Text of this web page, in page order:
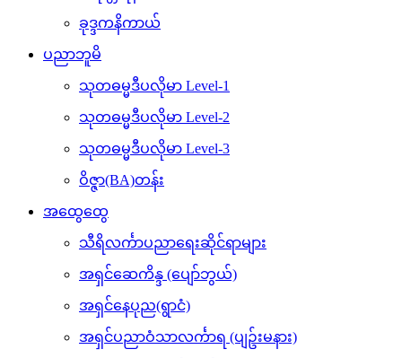
ခုဒ္ဒကနိကာယ်
ပညာဘူမိ
သုတဓမ္မဒီပလိုမာ Level-1
သုတဓမ္မဒီပလိုမာ Level-2
သုတဓမ္မဒီပလိုမာ Level-3
ဝိဇ္ဇာ(BA)တန်း
အထွေထွေ
သီရိလင်္ကာပညာရေးဆိုင်ရာများ
အရှင်ဆေကိန္ဒ (ပျော်ဘွယ်)
အရှင်နေပုည(ရွာငံ)
အရှင်ပညာဝံသာလင်္ကာရ (ပျဥ်းမနား)